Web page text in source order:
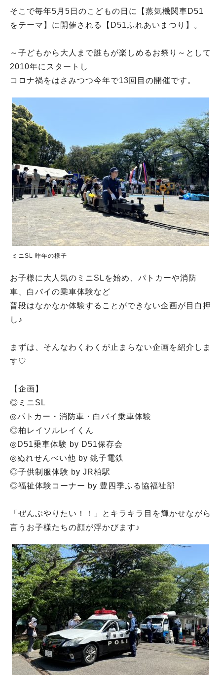
そこで毎年5月5日のこどもの日に【蒸気機関車D51
をテーマ】に開催される【D51ふれあいまつり】。
～子どもから大人まで誰もが楽しめるお祭り～として
2010年にスタートし
コロナ禍をはさみつつ今年で13回目の開催です。
ミニSL 昨年の様子
お子様に大人気のミニSLを始め、パトカーや消防
車、白バイの乗車体験など
普段はなかなか体験することができない企画が目白押
し♪
まずは、そんなわくわくが止まらない企画を紹介しま
す♡
【企画】
◎ミニSL
◎パトカー・消防車・白バイ乗車体験
◎柏レイソルレイくん
◎D51乗車体験 by D51保存会
◎ぬれせんべい他 by 銚子電鉄
◎子供制服体験 by JR柏駅
◎福祉体験コーナー by 豊四季ふる協福祉部
「ぜんぶやりたい！！」とキラキラ目を輝かせながら
言うお子様たちの顔が浮かびます♪